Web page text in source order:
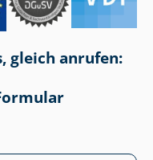
gleich anrufen: